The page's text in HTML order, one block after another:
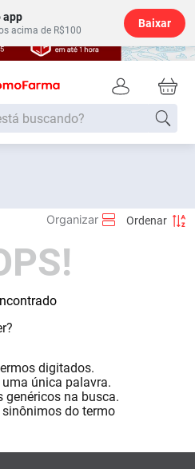
app
acima de R$100
Baixar
digitados.
única palavra.
genéricos na busca.
do termo